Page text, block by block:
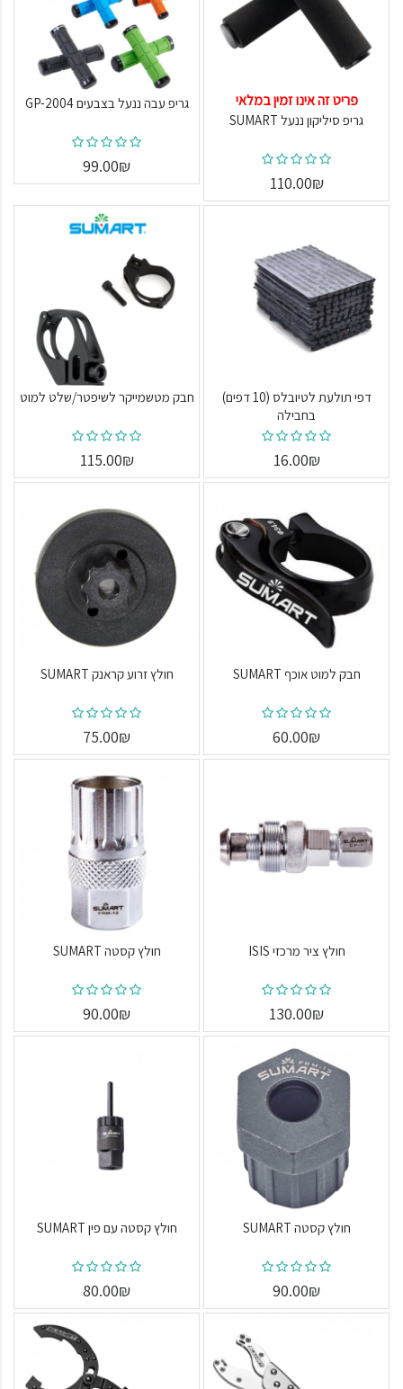
פריט זה אינו זמין במלאי
גריפ סיליקון ננעל SUMART
110.00₪
גריפ עבה ננעל בצבעים GP-2004
99.00₪
דפי תולעת לטיובלס (10 דפים)
בחבילה
16.00₪
חבק מטשמייקר לשיפטר/שלט למוט
115.00₪
חבק למוט אוכף SUMART
60.00₪
חולץ זרוע קראנק SUMART
75.00₪
חולץ ציר מרכזי ISIS
130.00₪
חולץ קסטה SUMART
90.00₪
חולץ קסטה SUMART
90.00₪
חולץ קסטה עם פין SUMART
80.00₪